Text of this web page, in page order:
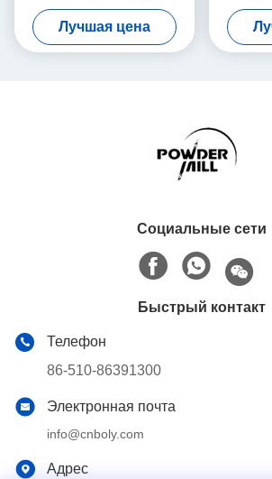
машину цеха заточки для
видов специй
Лучшая цена
станка
Социальные сети
Быстрый контакт
Телефон
86-510-86391300
Электронная почта
info@cnboly.com
Адрес